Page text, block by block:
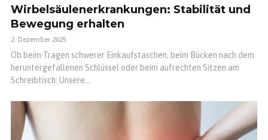
Wirbelsäulenerkrankungen: Stabilität und
Bewegung erhalten
2. Dezember 2025
Ob beim Tragen schwerer Einkaufstaschen, beim Bücken nach dem
heruntergefallenen Schlüssel oder beim aufrechten Sitzen am
Schreibtisch: Unsere...